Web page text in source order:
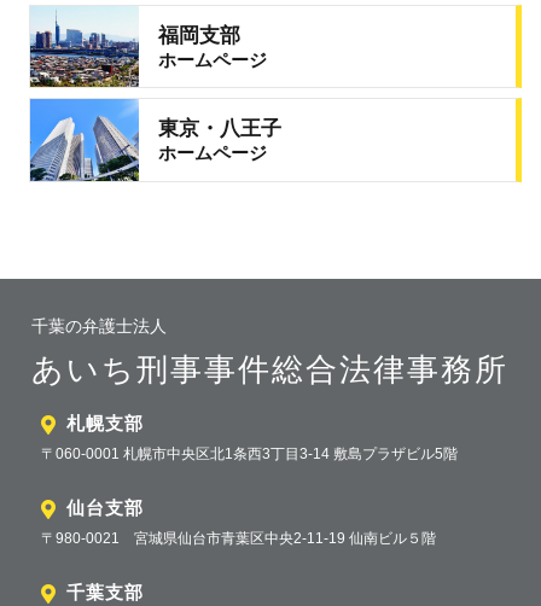
福岡支部
ホームページ
東京・八王子
ホームページ
千葉の弁護士法人
あいち刑事事件総合法律事務所
札幌支部
〒060-0001 札幌市中央区北1条西3丁目3-14 敷島プラザビル5階
仙台支部
〒980-0021 宮城県仙台市青葉区中央2-11-19 仙南ビル５階
千葉支部